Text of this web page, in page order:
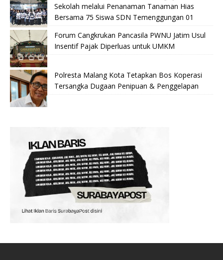
Sekolah melalui Penanaman Tanaman Hias
Bersama 75 Siswa SDN Temenggungan 01
Forum Cangkrukan Pancasila PWNU Jatim Usul
Insentif Pajak Diperluas untuk UMKM
Polresta Malang Kota Tetapkan Bos Koperasi
Tersangka Dugaan Penipuan & Penggelapan